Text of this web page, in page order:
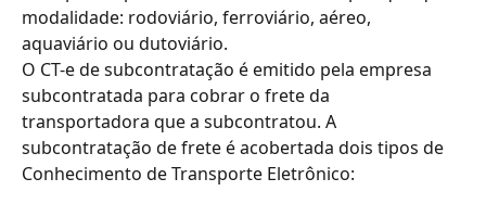
modalidade: rodoviário, ferroviário, aéreo,
aquaviário ou dutoviário.
O CT-e de subcontratação é emitido pela empresa
subcontratada para cobrar o frete da
transportadora que a subcontratou. A
subcontratação de frete é acobertada dois tipos de
Conhecimento de Transporte Eletrônico: